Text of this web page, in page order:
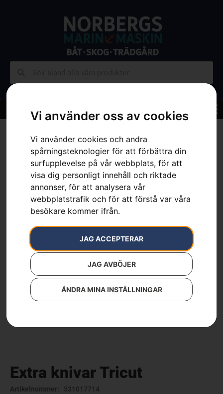
Vi använder oss av cookies
Vi använder cookies och andra
spårningsteknologier för att förbättra din
surfupplevelse på vår webbplats, för att
visa dig personligt innehåll och riktade
annonser, för att analysera vår
webbplatstrafik och för att förstå var våra
besökare kommer ifrån.
JAG ACCEPTERAR
JAG AVBÖJER
ÄNDRA MINA INSTÄLLNINGAR
knivar Tricut
Extra knivar Tricut
Artikelnummer:
531017714